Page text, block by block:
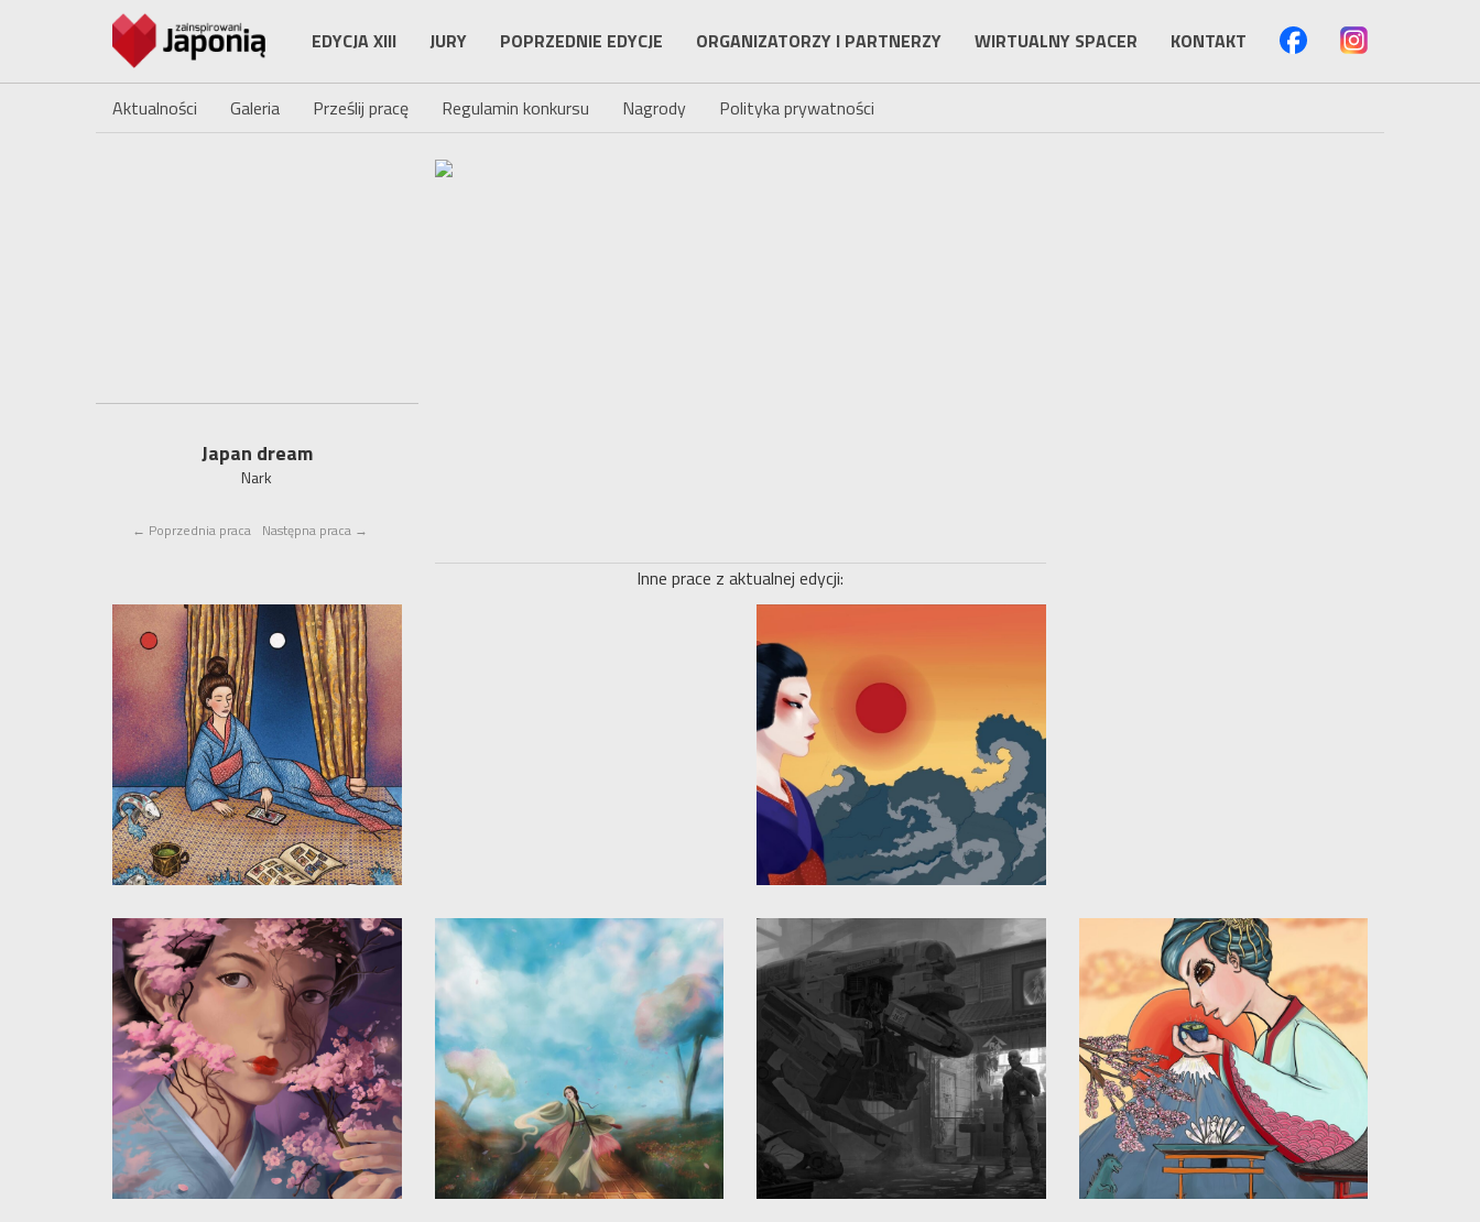
EDYCJA XIII JURY POPRZEDNIE EDYCJE ORGANIZATORZY I PARTNERZY WIRTUALNY SPACER KONTAKT
Aktualności Galeria Prześlij pracę Regulamin konkursu Nagrody Polityka prywatności
Japan dream
Nark
← Poprzednia praca Następna praca →
Inne prace z aktualnej edycji: